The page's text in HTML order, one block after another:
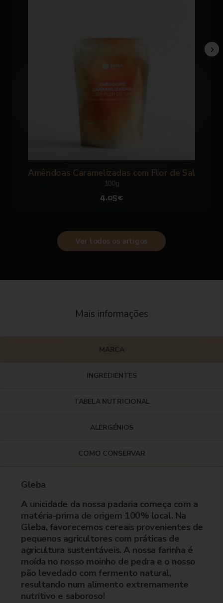
Amêndoas Caramelizadas com Flor de Sal
100g
4.05€
Ver todos os artigos
Mais informações
MARCA
INGREDIENTES
TABELA NUTRICIONAL
ALERGÉNIOS
COMO CONSERVAR
Gleba
A unicidade da nossa padaria começa com a
matéria-prima de origem 100% local. Na
Gleba, favorecemos cereais provenientes de
pequenos agricultores com práticas de
agricultura sustentáveis. A nossa farinha é
moída no nosso moinho de pedra e o nosso
pão levedado com fermento natural,
resultando num alimento extremamente
nutritivo e saboroso!